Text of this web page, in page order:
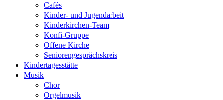
Cafés
Kinder- und Jugendarbeit
Kinderkirchen-Team
Konfi-Gruppe
Offene Kirche
Seniorengesprächskreis
Kindertagesstätte
Musik
Chor
Orgelmusik